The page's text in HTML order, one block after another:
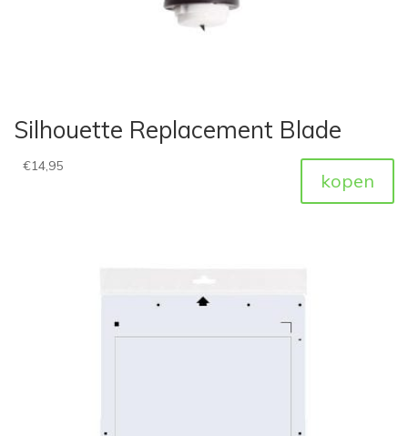
Silhouette Replacement Blade
€14,95
kopen